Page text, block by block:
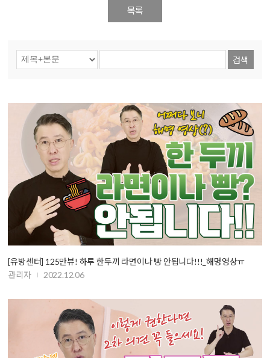
목록
검색
[유방센터] 125만뷰! 하루 한두끼 라면이나 빵 안됩니다!!!_해명영상ㅠ
관리자
2022.12.06